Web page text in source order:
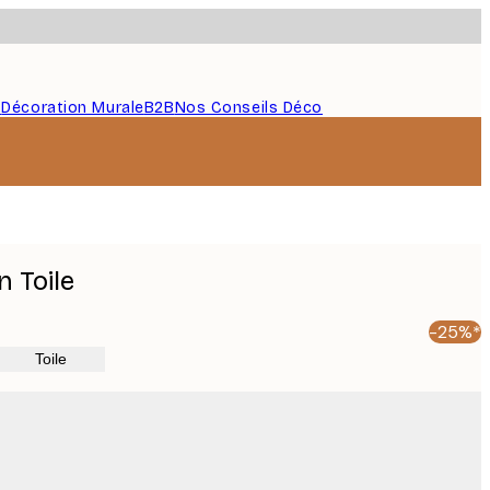
Décoration MuraleB2BNos Conseils Déco
Toile
-25%*
Toile